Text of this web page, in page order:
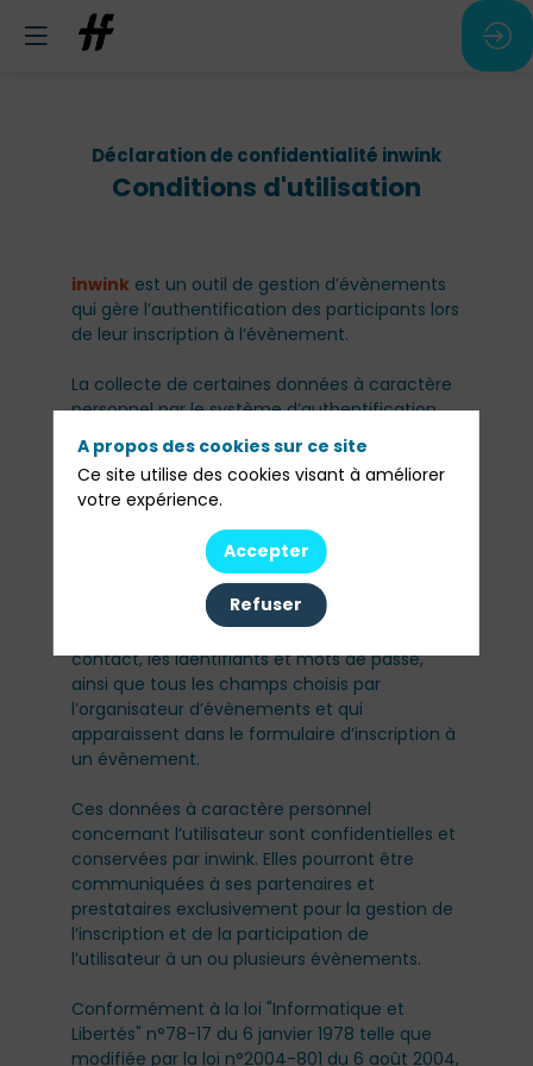
Déclaration de confidentialité inwink
Conditions d'utilisation
inwink est un outil de gestion d’évènements
qui gère l’authentification des participants lors
de leur inscription à l’évènement.
La collecte de certaines données à caractère
personnel par le système d’authentification
inwink est nécessaire pour permettre à
l’utilisateur de s’inscrire à un évènement,
d’accéder au site d’un évènement, et de
consulter les informations relatives à
l’organisation pratique et logistique d’un
Les données personnelles recueillies par inwink
sont le nom, le prénom et les données de
contact, les identifiants et mots de passe,
ainsi que tous les champs choisis par
l’organisateur d’évènements et qui
apparaissent dans le formulaire d’inscription à
un évènement.
Ces données à caractère personnel
concernant l’utilisateur sont confidentielles et
conservées par inwink. Elles pourront être
communiquées à ses partenaires et
prestataires exclusivement pour la gestion de
l’inscription et de la participation de
l’utilisateur à un ou plusieurs évènements.
Conformément à la loi "Informatique et
Libertés" n°78-17 du 6 janvier 1978 telle que
modifiée par la loi n°2004-801 du 6 août 2004,
A propos des cookies sur ce site
Ce site utilise des cookies visant à améliorer
votre expérience.
Accepter
Refuser